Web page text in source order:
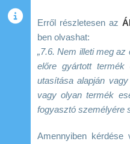
Erről részletesen az
ben olvashat:
„7.6. Nem illeti meg
előre gyártott termék
utasítása alapján
vagy olyan termék
fogyasztó személyére
Amennyiben kérdése